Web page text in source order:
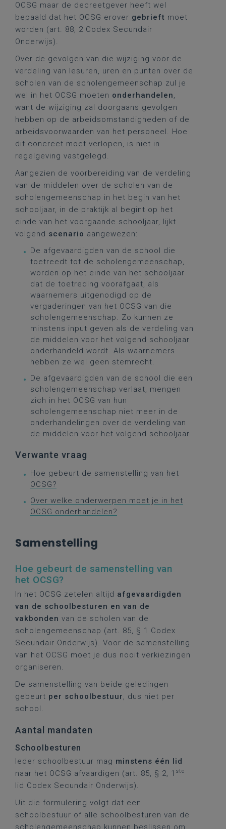
OCSG maar de decreetgever heeft wel
bepaald dat het OCSG erover gebrieft moet
worden (art. 88, 2 Codex Secundair
Onderwijs).
Over de gevolgen van die wijziging voor de
verdeling van lesuren, uren en punten over de
scholen van de scholengemeenschap zul je
wel in het OCSG moeten onderhandelen,
want de wijziging zal doorgaans gevolgen
hebben op de arbeidsomstandigheden of de
arbeidsvoorwaarden van het personeel. Hoe
dit concreet moet verlopen, is niet in
regelgeving vastgelegd.
Aangezien de voorbereiding van de verdeling
van de middelen over de scholen van de
scholengemeenschap in het begin van het
schooljaar, in de praktijk al begint op het
einde van het voorgaande schooljaar, lijkt
volgend scenario aangewezen:
De afgevaardigden van de school die
toetreedt tot de scholengemeenschap,
worden op het einde van het schooljaar
dat de toetreding voorafgaat, als
waarnemers uitgenodigd op de
vergaderingen van het OCSG van die
scholengemeenschap. Zo kunnen ze
minstens input geven als de verdeling van
de middelen voor het volgend schooljaar
onderhandeld wordt. Als waarnemers
hebben ze wel geen stemrecht.
De afgevaardigden van de school die een
scholengemeenschap verlaat, mengen
zich in het OCSG van hun
scholengemeenschap niet meer in de
onderhandelingen over de verdeling van
de middelen voor het volgend schooljaar.
Verwante vraag
Hoe gebeurt de samenstelling van het
OCSG?
Over welke onderwerpen moet je in het
OCSG onderhandelen?
Samenstelling
Hoe gebeurt de samenstelling van
het OCSG?
In het OCSG zetelen altijd afgevaardigden
van de schoolbesturen en van de
vakbonden van de scholen van de
scholengemeenschap (art. 85, § 1 Codex
Secundair Onderwijs). Voor de samenstelling
van het OCSG moet je dus nooit verkiezingen
organiseren.
De samenstelling van beide geledingen
gebeurt per schoolbestuur, dus niet per
school.
Aantal mandaten
Schoolbesturen
Ieder schoolbestuur mag minstens één lid
naar het OCSG afvaardigen (art. 85, § 2, 1 ste
lid Codex Secundair Onderwijs).
Uit die formulering volgt dat een
schoolbestuur of alle schoolbesturen van de
scholengemeenschap kunnen beslissen om